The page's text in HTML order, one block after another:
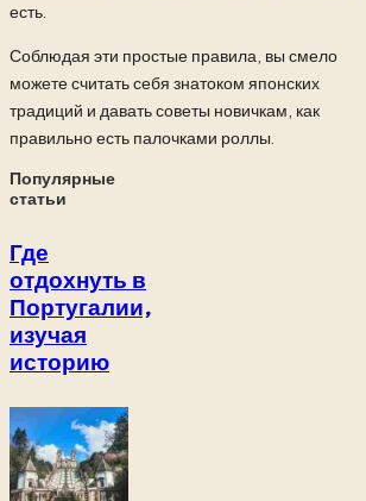
есть.
Соблюдая эти простые правила, вы смело
можете считать себя знатоком японских
традиций и давать советы новичкам, как
правильно есть палочками роллы.
Популярные
статьи
Где
отдохнуть в
Португалии,
изучая
историю